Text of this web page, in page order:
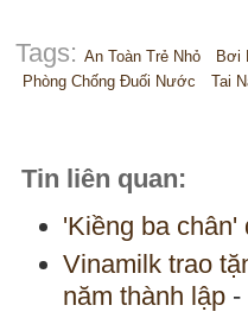
Tags: An Toàn Trẻ Nhỏ Bơi
Phòng Chống Đuối Nước
Tai
Tin liên quan:
'Kiềng ba chân'
Vinamilk trao
năm thành lập -